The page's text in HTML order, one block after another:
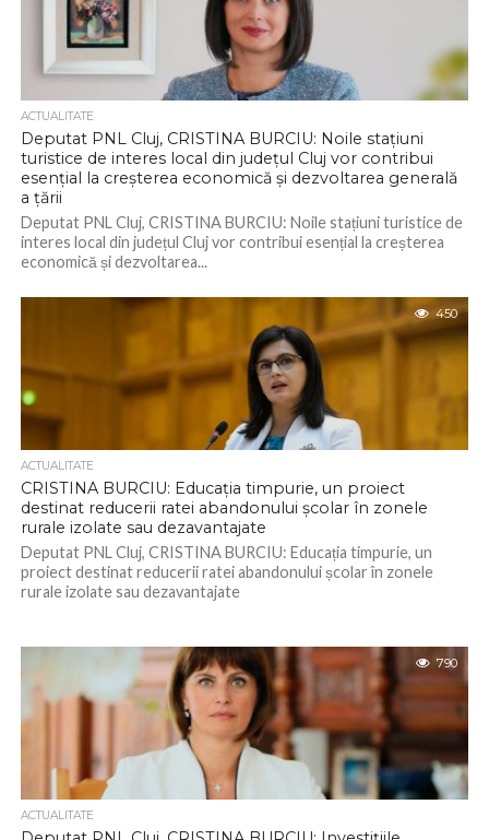
ACTUALITATE
Deputat PNL Cluj, CRISTINA BURCIU: Noile stațiuni
turistice de interes local din județul Cluj vor contribui
esențial la creșterea economică și dezvoltarea generală
a țării
Deputat PNL Cluj, CRISTINA BURCIU: Noile stațiuni turistice de
interes local din județul Cluj vor contribui esențial la creșterea
economică și dezvoltarea...
450
ACTUALITATE
CRISTINA BURCIU: Educația timpurie, un proiect
destinat reducerii ratei abandonului școlar în zonele
rurale izolate sau dezavantajate
Deputat PNL Cluj, CRISTINA BURCIU: Educația timpurie, un
proiect destinat reducerii ratei abandonului școlar în zonele
rurale izolate sau dezavantajate
790
ACTUALITATE